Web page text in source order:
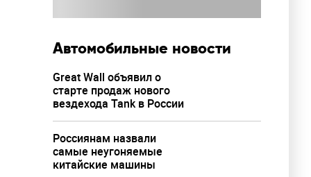
Автомобильные новости
Great Wall объявил о
старте продаж нового
вездехода Tank в России
Россиянам назвали
самые неугоняемые
китайские машины